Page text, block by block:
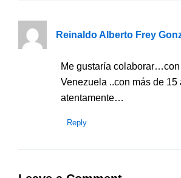
Reinaldo Alberto Frey
Me gustaría
Venezuela ..con más de
atentamente…
Reply